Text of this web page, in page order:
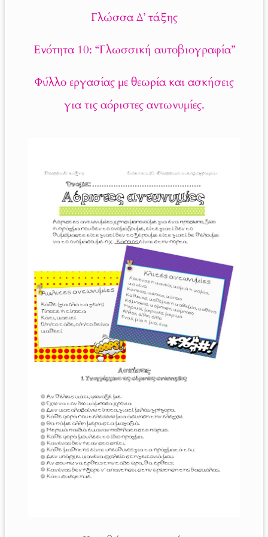
Γλώσσα Δ’ τάξης
Ενότητα 10: “Γλωσσική αυτοβιογραφία”
Φύλλο εργασίας με θεωρία και ασκήσεις
για τις αόριστες αντωνυμίες.